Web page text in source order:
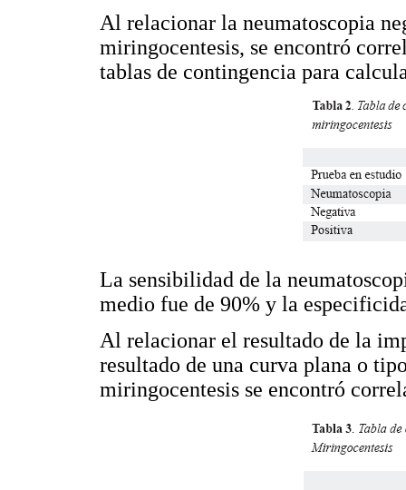
Al relacionar la neumatoscopia
miringocentesis, se encontró
tablas de contingencia para
La sensibilidad de la
medio fue de 90% y la
Al relacionar el resultado de la
resultado de una curva plana o
miringocentesis se encontró